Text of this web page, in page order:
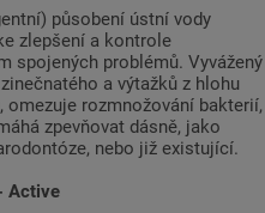
působení ústní vody
zlepšení a kontrole
spojených problémů. Vyvážený
a výtažků z hlohu
rozmnožování bakterií,
zpevňovat dásně, jako
nebo již existující.
Active